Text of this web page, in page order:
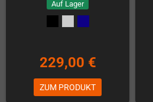
Auf Lager
229,00 €
ZUM PRODUKT